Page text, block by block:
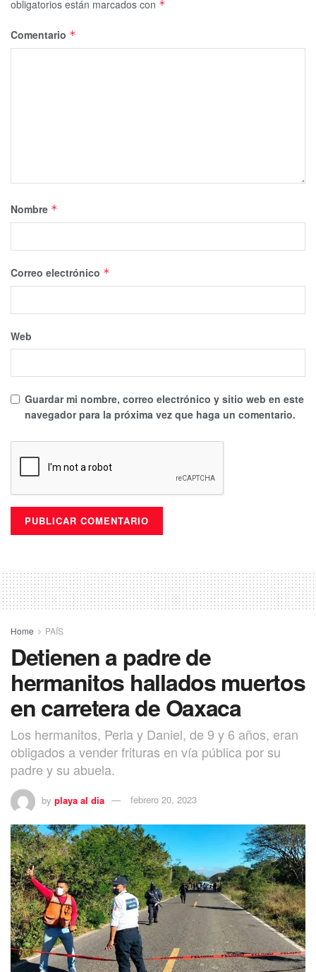
obligatorios están marcados con *
Comentario *
Nombre *
Correo electrónico *
Web
Guardar mi nombre, correo electrónico y sitio web en este
navegador para la próxima vez que haga un comentario.
Home PAÍS
Detienen a padre de
hermanitos hallados muertos
en carretera de Oaxaca
Los hermanitos, Perla y Daniel, de 9 y 6 años, eran
obligados a vender frituras en vía pública por su
padre y su abuela.
by playa al dia febrero 20, 2023